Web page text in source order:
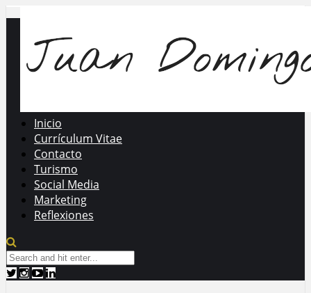
Inicio
Currículum Vitae
Contacto
Turismo
Social Media
Marketing
Reflexiones